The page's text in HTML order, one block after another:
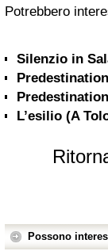
Potrebbero
Silenzio in
Predestination
L’esilio (A
Possono